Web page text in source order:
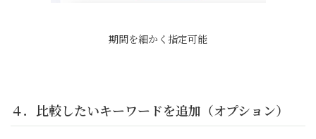
期間を細かく指定可能
４．比較したいキーワードを追加（オプション）